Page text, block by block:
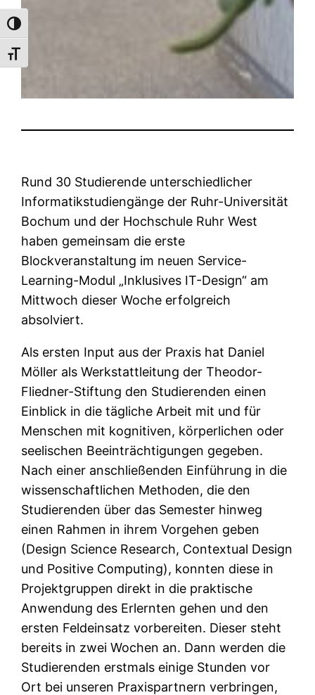
Umschalten auf hohe Kontraste
Schrift vergrößern
Rund 30 Studierende unterschiedlicher
Informatikstudiengänge der Ruhr-Universität
Bochum und der Hochschule Ruhr West
haben gemeinsam die erste
Blockveranstaltung im neuen Service-
Learning-Modul „Inklusives IT-Design“ am
Mittwoch dieser Woche erfolgreich
absolviert.
Als ersten Input aus der Praxis hat Daniel
Möller als Werkstattleitung der Theodor-
Fliedner-Stiftung den Studierenden einen
Einblick in die tägliche Arbeit mit und für
Menschen mit kognitiven, körperlichen oder
seelischen Beeinträchtigungen gegeben.
Nach einer anschließenden Einführung in die
wissenschaftlichen Methoden, die den
Studierenden über das Semester hinweg
einen Rahmen in ihrem Vorgehen geben
(Design Science Research, Contextual Design
und Positive Computing), konnten diese in
Projektgruppen direkt in die praktische
Anwendung des Erlernten gehen und den
ersten Feldeinsatz vorbereiten. Dieser steht
bereits in zwei Wochen an. Dann werden die
Studierenden erstmals einige Stunden vor
Ort bei unseren Praxispartnern verbringen,